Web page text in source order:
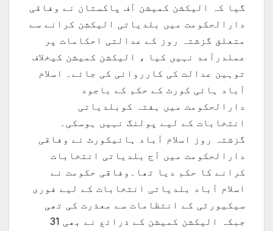
گیا کہ الیکشن کمیشن آف پاکستان نے وفاقی
دارالحکومت میں بلدیاتی الیکشن کرانے سے
متعلق گزشتہ روز کے عدالتی احکامات پر
عملدرآمد نہیں کیا ، الیکشن کمیشن کیخلاف
توہین عدالت کی کارروائی کی جائے۔ اسلام
آباد ہائی کورٹ کے حکم کے باجود
دارالحکومت میں ہفتہ کوبلدیاتی
انتخابات کے لیے پولنگ نہیں ہوسکی۔
گزشتہ روز اسلام آباد ہائیکورٹ نے وفاقی
دارالحکومت میں آج بلدیاتی انتخابات
کرانے کا حکم دیا تھا۔وفاقی حکومت نے
اسلام آباد بلدیاتی انتخابات کے لیے فوری
سیکیورٹی کے انتظامات سے معذرت کی تھی
جبکہ الیکشن کمیشن کے ذرائع نے بھی 31